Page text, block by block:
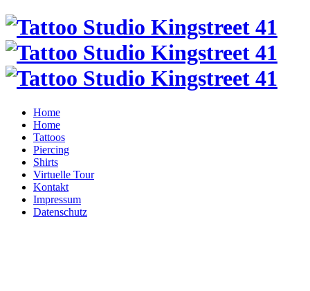
Home
Home
Tattoos
Piercing
Shirts
Virtuelle Tour
Kontakt
Impressum
Datenschutz